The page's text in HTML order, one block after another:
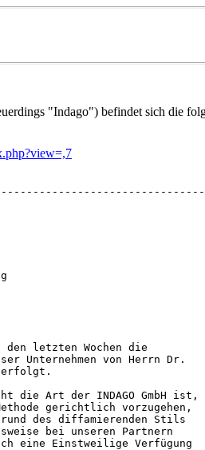
"Indago") befindet sich die
in den letzten
Unternehmen von Herrn Dr.
die Art der INDAGO
gerichtlich vorzugehen,
des diffamierenden Stils
bei unseren Partnern
eine Einstweilige Verfügung